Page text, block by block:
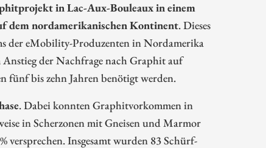
in Lac-Aux-Bouleaux in einem
dem nordamerikanischen Kontinent. Dieses
der eMobility-Produzenten in Nordamerika
Anstieg der Nachfrage nach Graphit auf
fünf bis zehn Jahren benötigt werden.
. Dabei konnten Graphitvorkommen in
in Scherzonen mit Gneisen und Marmor
versprechen. Insgesamt wurden 83 Schürf-